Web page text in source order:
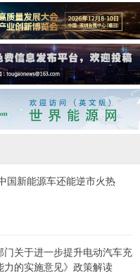
国新能源车还能逆市火热
门关于进一步提升电动汽车充
力的实施意见》政策解读